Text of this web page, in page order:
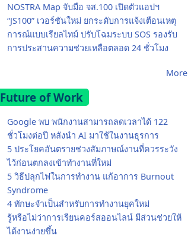
NOSTRA Map จับมือ จส.100 เปิดตัวแอปฯ
“JS100” เวอร์ชันใหม่ ยกระดับการแจ้งเตือนเหตุ
การณ์แบบเรียลไทม์ ปรับโฉมระบบ SOS รองรับ
การประสานความช่วยเหลือตลอด 24 ชั่วโมง
More
Future of Work
Google พบ พนักงานสามารถลดเวลาได้ 122
ชั่วโมงต่อปี หลังนำ AI มาใช้ในงานธุรการ
5 ประโยคอันตรายช่วงสัมภาษณ์งานที่ควรระวัง
ไว้ก่อนตกลงเข้าทำงานที่ใหม่
5 วิธีปลุกไฟในการทำงาน แก้อาการ Burnout
Syndrome
4 ทักษะจำเป็นสำหรับการทำงานยุคใหม่
รู้หรือไม่ว่าการเรียนคอร์สออนไลน์ มีส่วนช่วยให้
ได้งานง่ายขึ้น